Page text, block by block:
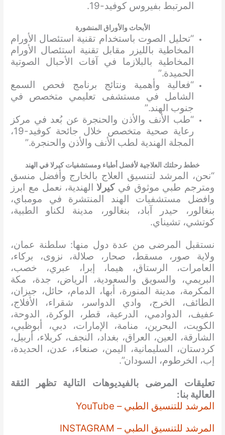
المرتبط بفيروس كوفيد-19.
الأبحاث والأوراق المنشورة
“تحليل الصوت باستخدام تقنية استئصال الأورام
المخاطية بالليزر مقابل تقنية استئصال الأورام
المخاطية بالبلازما في آفات الأحبال الصوتية
الحميدة.”
“فعالية وأهمية ونتائج برنامج فحص السمع
الشامل في مستشفى تعليمي متخصص في
جنوب الهند.”
“طب الأنف والأذن والحنجرة عن بُعد في مركز
رعاية صحية متخصص خلال جائحة كوفيد-19،
المجلة الهندية لطب الأنف والأذن والحنجرة.”
خطط رحلتك العلاجية لأفضل أطباء ومستشفيات كيرلا في الهند
“نحن، المرشد لتنسيق العلاج بالخارج وأفضل منسق
ومترجم طبي موثوق في كيرلا الهندية، نعمل مع ابرز
وافضل مستشفيات الهند المنتشرة في مومباي،
بنغالور، حيدر آباد، بنغالور، مدينة لكناو الطبية،
كوتشي، تشيناي.
نستقبل المرضى من عدة دول منها: سلطنة عمان،
ولاية صور، مسقط، صحار، صلالة، نزوى، بركاء،
العامرات، الرستاق، هيما، إبرا، عبري، خصب،
البريمي، والسويق والسعودية، الرياض، جدة، مكة
المكرمة، مدينة المنورة، أبها، الدمام، حائل، جيزان،
الطائف، الخرج، وادي الدواسر، شقراء، الأفلاج،
عفيف، الدوادمي، الدرعية، قطر، الوكرة، الدوحة،
الكويت، البحرين، منامة، الإمارات، دبي، أبوظبي،
الشارقة، العين، العراق، بغداد، النجف، كربلاء، أربيل،
كردستان، السليمانية، اليمن، صنعاء، عدن، الحديدة،
إب، الخرطوم، السودان”.
تعليقات المرضى بالفيديوهات التالية تظهر الثقة
العالية بنا:
المرشد للتنسيق الطبي – YouTube
المرشد للتنسيق الطبي – INSTAGRAM